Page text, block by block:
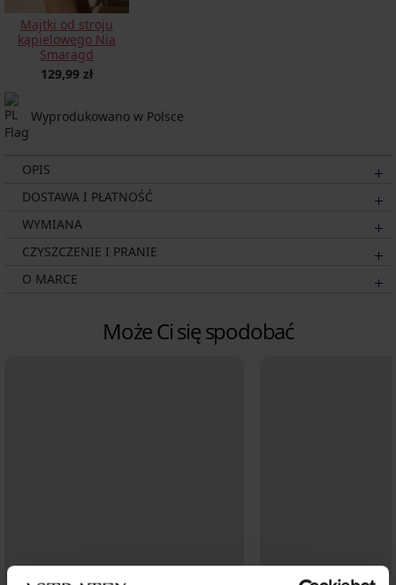
Majtki od stroju
kąpielowego Nia
Smaragd
129,99 zł
Wyprodukowano w Polsce
OPIS
DOSTAWA I PŁATNOŚĆ
WYMIANA
CZYSZCZENIE I PRANIE
O MARCE
Może Ci się spodobać